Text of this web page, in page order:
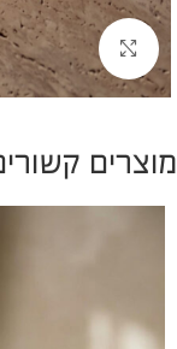
להגדלת התמונה
מוצרים